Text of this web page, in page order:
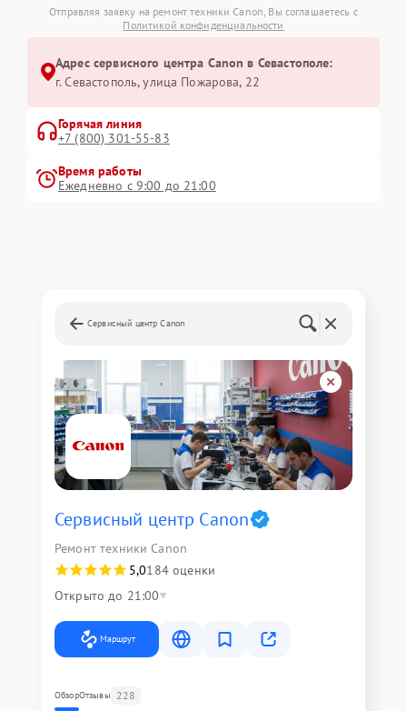
Отправляя заявку на ремонт техники Canon, Вы соглашаетесь с
Политикой конфиденциальности
Адрес сервисного центра Canon в Севастополе:
г. Севастополь, улица Пожарова, 22
Горячая линия
+7 (800) 301-55-83
Время работы
Ежедневно с 9:00 до 21:00
Сервисный центр Canon
Сервисный центр Canon
Ремонт техники Canon
5,0184 оценки
Открыто до 21:00
Маршрут
ОбзорОтзывы 228